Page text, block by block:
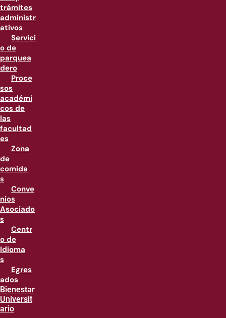
trámites
administr
ativos
Servici
o de
parquea
dero
Proce
sos
académi
cos de
las
facultad
es
Zona
de
comida
s
Conve
nios
Asociado
s
Centr
o de
Idioma
s
Egres
ados
Bienestar
Universit
ario